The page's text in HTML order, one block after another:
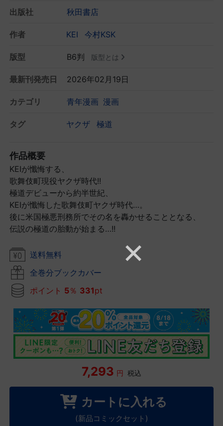
出版社 秋田書店
作者 KEI 今村KSK
版型 B6判 版型とは
最新刊発売日 2026年02月19日
カテゴリ 青年漫画 漫画
タグ ヤクザ 極道
作品概要
KEIが懺悔する、
歌舞伎町現役ヤクザ時代!!
極道デビューから約半世紀、
KEIが懺悔した歌舞伎町ヤクザ時代…。
後に米国極悪刑務所でその名を轟かせることとなる、
伝説の極道の胎動が始まる…!!
送料無料
全巻分ブックカバー
ポイント 5％ 331pt
7,293 円 税込
カートに入れる
(新品コミックセット)